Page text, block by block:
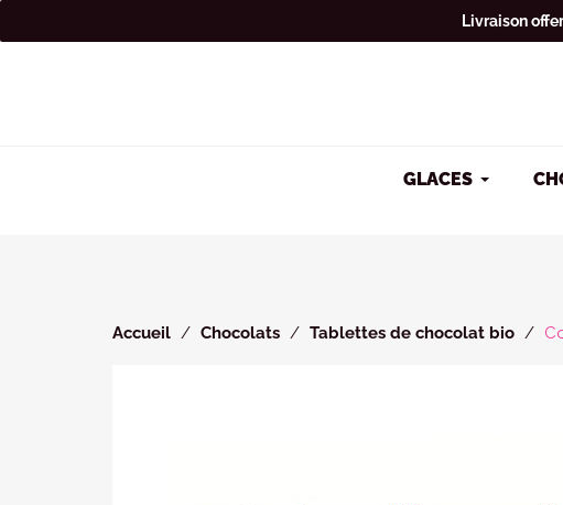
Livraison
GLACES
Accueil Chocolats Tablettes de chocolat bio